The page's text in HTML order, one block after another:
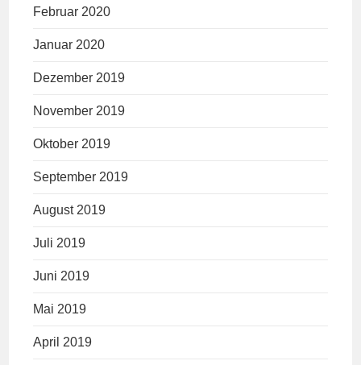
Februar 2020
Januar 2020
Dezember 2019
November 2019
Oktober 2019
September 2019
August 2019
Juli 2019
Juni 2019
Mai 2019
April 2019